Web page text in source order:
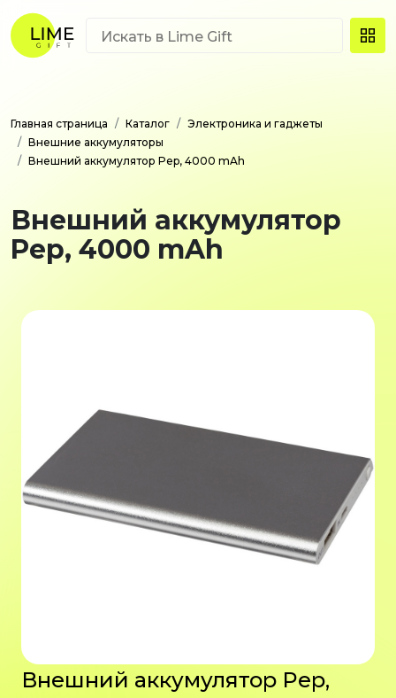
Главная страница Каталог
Электроника и гаджеты
Внешние аккумуляторы
Внешний аккумулятор Pep, 4000 mAh
Внешний аккумулятор
Pep, 4000 mAh
Внешний аккумулятор Pep,